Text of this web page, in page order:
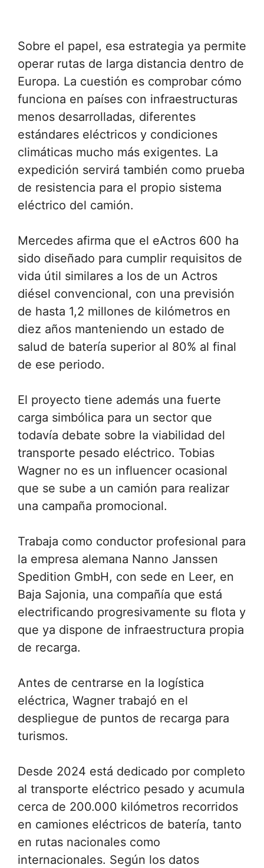
Sobre el papel, esa estrategia ya permite
operar rutas de larga distancia dentro de
Europa. La cuestión es comprobar cómo
funciona en países con infraestructuras
menos desarrolladas, diferentes
estándares eléctricos y condiciones
climáticas mucho más exigentes. La
expedición servirá también como prueba
de resistencia para el propio sistema
eléctrico del camión.
Mercedes afirma que el eActros 600 ha
sido diseñado para cumplir requisitos de
vida útil similares a los de un Actros
diésel convencional, con una previsión
de hasta 1,2 millones de kilómetros en
diez años manteniendo un estado de
salud de batería superior al 80% al final
de ese periodo.
El proyecto tiene además una fuerte
carga simbólica para un sector que
todavía debate sobre la viabilidad del
transporte pesado eléctrico. Tobias
Wagner no es un influencer ocasional
que se sube a un camión para realizar
una campaña promocional.
Trabaja como conductor profesional para
la empresa alemana Nanno Janssen
Spedition GmbH, con sede en Leer, en
Baja Sajonia, una compañía que está
electrificando progresivamente su flota y
que ya dispone de infraestructura propia
de recarga.
Antes de centrarse en la logística
eléctrica, Wagner trabajó en el
despliegue de puntos de recarga para
turismos.
Desde 2024 está dedicado por completo
al transporte eléctrico pesado y acumula
cerca de 200.000 kilómetros recorridos
en camiones eléctricos de batería, tanto
en rutas nacionales como
internacionales. Según los datos